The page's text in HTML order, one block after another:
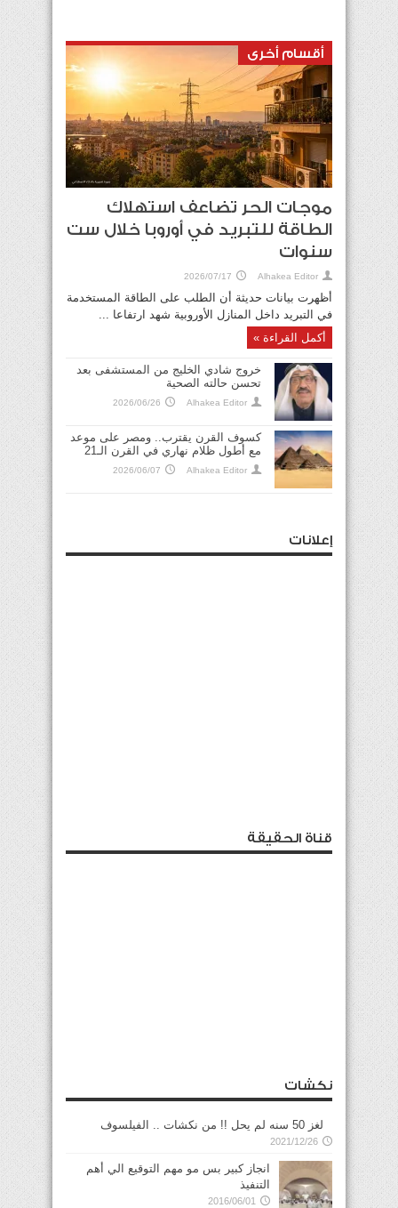
فرنسا.. نحو ألف وفاة منذ الأربعاء بسبب الحر
2026/06/28
الأردن: الاعتداءات الإيرانية الغاشمة على الكويت
والبحرين تصعيد خطير وخرق صارخ للقانون
الدولي وميثاق الأمم المتحدة
2026/06/28
أقسام أخرى
موجات الحر تضاعف استهلاك
الطاقة للتبريد في أوروبا خلال ست
سنوات
Alhakea Editor
2026/07/17
أظهرت بيانات حديثة أن الطلب على الطاقة المستخدمة
في التبريد داخل المنازل الأوروبية شهد ارتفاعا ...
أكمل القراءة »
خروج شادي الخليج من المستشفى بعد
تحسن حالته الصحية
Alhakea Editor
2026/06/26
كسوف القرن يقترب.. ومصر على موعد
مع أطول ظلام نهاري في القرن الـ21
Alhakea Editor
2026/06/07
إعلانات
قناة الحقيقة
نكشات
لغز 50 سنه لم يحل !! من نكشات .. الفيلسوف
2021/12/26
انجاز كبير بس مو مهم التوقيع الي أهم
التنفيذ
2016/06/01